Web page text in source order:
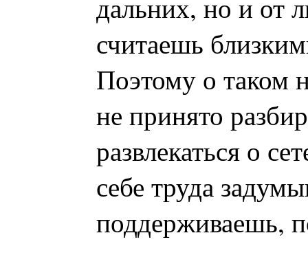
дальних, но и от
считаешь
Поэтому о таком
не принято
развлекаться о
себе труда
поддерживаешь,